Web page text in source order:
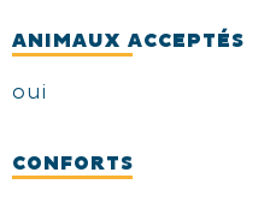
ANIMAUX ACCEPTÉS
oui
CONFORTS